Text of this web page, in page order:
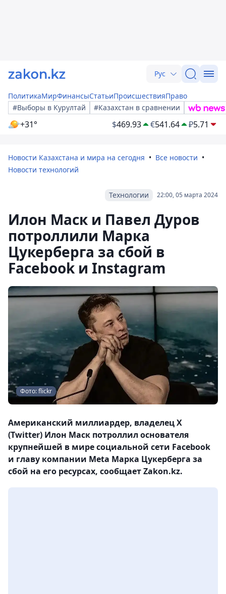
Рус
ПолитикаМирФинансыСтатьиПроисшествияПраво
#Выборы в Курултай
#Казахстан в сравнении
+31° $469.93 €541.64 ₽5.71
Новости Казахстана и мира на сегодня
Все новости
Новости технологий
22:00, 05 марта 2024
Технологии
Илон Маск и Павел Дуров
потроллили Марка
Цукерберга за сбой в
Facebook и Instagram
Фото: flickr
Американский миллиардер, владелец X
(Twitter) Илон Маск потроллил основателя
крупнейшей в мире социальной сети Facebook
и главу компании Meta Марка Цукерберга за
сбой на его ресурсах, сообщает Zakon.kz.